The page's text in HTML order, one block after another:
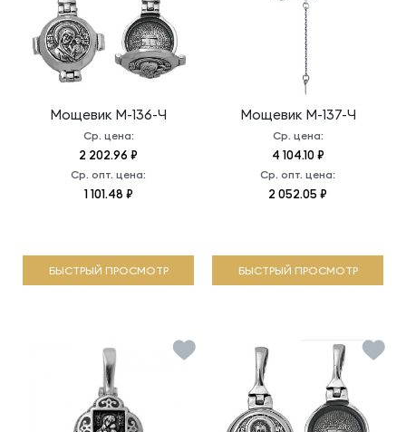
Мощевик М-136-Ч
Ср. цена:
2 202.96 ₽
Ср. опт. цена:
1 101.48 ₽
БЫСТРЫЙ ПРОСМОТР
Мощевик М-137-Ч
Ср. цена:
4 104.10 ₽
Ср. опт. цена:
2 052.05 ₽
БЫСТРЫЙ ПРОСМОТР